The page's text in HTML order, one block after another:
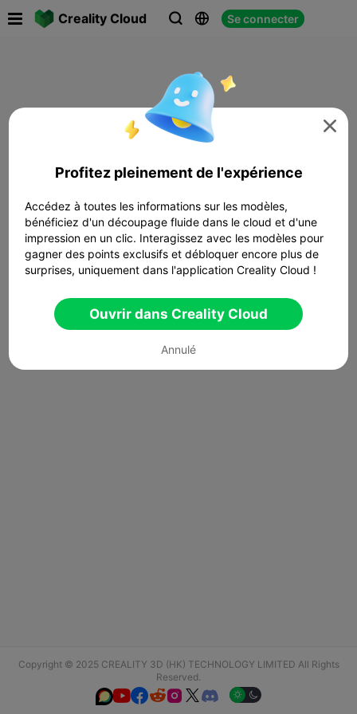
Creality Cloud   Se connecter
Copyright © 2025 CREALITY 3D (HK) TECHNOLOGY LIMITED All Rights
Reserved.
  

Profitez pleinement de l'expérience
Accédez à toutes les informations sur les modèles,
bénéficiez d'un découpage fluide dans le cloud et d'une
impression en un clic. Interagissez avec les modèles pour
gagner des points exclusifs et débloquer encore plus de
surprises, uniquement dans l'application Creality Cloud !
Ouvrir dans Creality Cloud
Annulé